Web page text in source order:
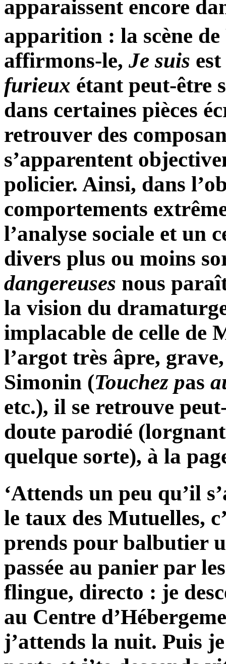
apparaissent encore
apparition : la scène de
affirmons-le, Je suis
furieux étant peut-être
dans certaines pièces
retrouver des
s’apparentent
policier. Ainsi, dans
comportements
l’analyse sociale et un
divers plus ou moins
dangereuses nous
la vision du
implacable de celle de
l’argot très âpre,
Simonin (Touchez pas
etc.), il se retrouve
doute parodié
quelque sorte), à la
‘Attends un peu qu’il
le taux des Mutuelles,
prends pour balbutier
passée au panier par
flingue, directo : je
au Centre
j’attends la nuit. Puis